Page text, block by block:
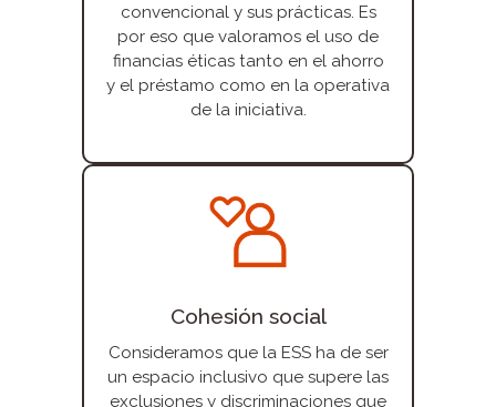
convencional y sus prácticas. Es
por eso que valoramos el uso de
financias éticas tanto en el ahorro
y el préstamo como en la operativa
de la iniciativa.
Cohesión social
Consideramos que la ESS ha de ser
un espacio inclusivo que supere las
exclusiones y discriminaciones que